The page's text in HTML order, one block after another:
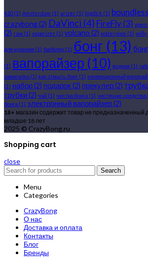
420 (1) Amsterdam (1) arizer (1) bigdick (1) boundless
crazybong(2) DaVinci (4) FireFly(3) gpen
(2) raw (1) vaporizer (1) volcano (2) waterpipe (1) willy
для курения (1) бабблер (1) бонг (13)
(1) вапорайзер (10) водник (1)
зажигалка (1) как отмыть бонг (1) конвекционный
(1) набор(2) подарок(2) прекулер(2)
трубки(2) чай (1) чистка бонга (1) чистящие средства
бонга (1) электронный вапорайзер(2)
18+ магазин содержит товар не предназначенный
младше 18 лет
2025 © CrazyBong.ru
Shopping cart
close
Search
Menu
Categories
CrazyBong
О нас
Доставка и оплата
Контакты
Блог
Бренды